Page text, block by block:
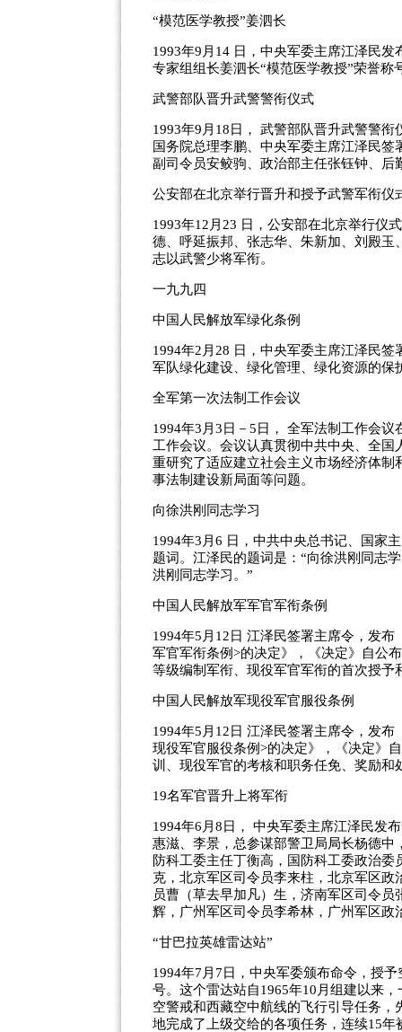
“模范医学教授”姜泗长
1993年9月14 日，中央军委主席江泽民
专家组组长姜泗长“模范医学教授”荣誉称
武警部队晋升武警警衔仪式
1993年9月18日， 武警部队晋升武警警
国务院总理李鹏、中央军委主席江泽民
副司令员安鲛驹、政治部主任张钰钟、后
公安部在北京举行晋升和授予武警军衔仪
1993年12月23 日，公安部在北京举行仪
德、呼延振邦、张志华、朱新加、刘殿
志以武警少将军衔。
一九九四
中国人民解放军绿化条例
1994年2月28 日，中央军委主席江泽民
军队绿化建设、绿化管理、绿化资源的保
全军第一次法制工作会议
1994年3月3日－5日， 全军法制工作会
工作会议。会议认真贯彻中共中央、全
重研究了适应建立社会主义市场经济体
事法制建设新局面等问题。
向徐洪刚同志学习
1994年3月6 日，中共中央总书记、国家
题词。江泽民的题词是：“向徐洪刚同志
洪刚同志学习。”
中国人民解放军军官军衔条例
1994年5月12日 江泽民签署主席令，发
军官军衔条例>的决定》，《决定》自公
等级编制军衔、现役军官军衔的首次授
中国人民解放军现役军官服役条例
1994年5月12日 江泽民签署主席令，发
现役军官服役条例>的决定》，《决定》
训、现役军官的考核和职务任免、奖励
19名军官晋升上将军衔
1994年6月8日， 中央军委主席江泽民发
惠滋、李景，总参谋部警卫局局长杨德
防科工委主任丁衡高，国防科工委政治
克，北京军区司令员李来柱，北京军区
员曹（草去早加凡）生，济南军区司令
辉，广州军区司令员李希林，广州军区
“甘巴拉英雄雷达站”
1994年7月7日，中央军委颁布命令，授
号。这个雷达站自1965年10月组建以来
空警戒和西藏空中航线的飞行引导任务
地完成了上级交给的各项任务，连续15年